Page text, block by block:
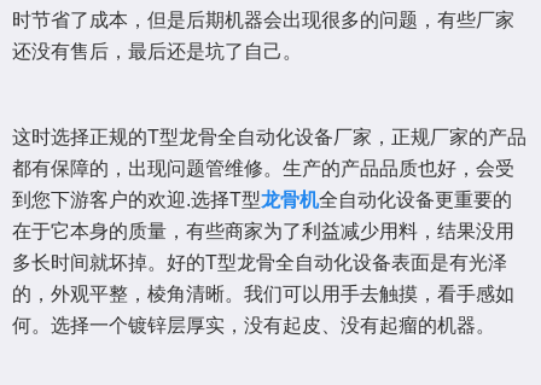
时节省了成本，但是后期机器会出现很多的问题，有些厂家
还没有售后，最后还是坑了自己。
这时选择正规的T型龙骨全自动化设备厂家，正规厂家的产品
都有保障的，出现问题管维修。生产的产品品质也好，会受
到您下游客户的欢迎.选择T型龙骨机全自动化设备更重要的
在于它本身的质量，有些商家为了利益减少用料，结果没用
多长时间就坏掉。好的T型龙骨全自动化设备表面是有光泽
的，外观平整，棱角清晰。我们可以用手去触摸，看手感如
何。选择一个镀锌层厚实，没有起皮、没有起瘤的机器。